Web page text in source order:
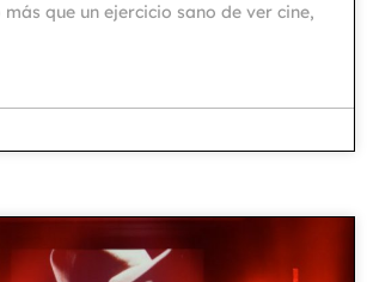
que un ejercicio sano de ver cine,